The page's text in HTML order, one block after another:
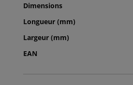
Dimensions
Longueur (mm)
Largeur (mm)
EAN